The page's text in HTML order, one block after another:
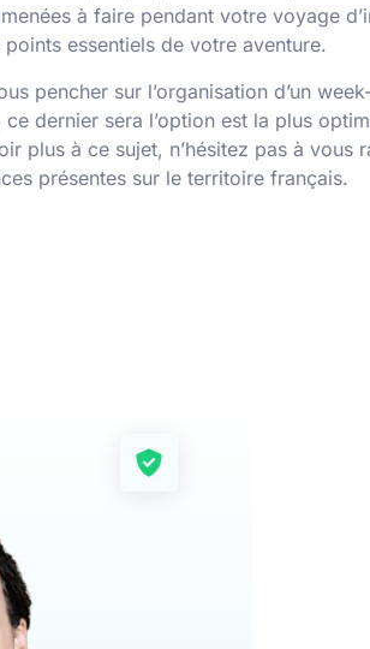
à faire pendant votre voyage
essentiels de votre aventure.
pencher sur l’organisation d’un
dernier sera l’option est la plus
plus à ce sujet, n’hésitez pas à
présentes sur le territoire français.